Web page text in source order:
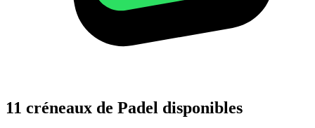
11 créneaux de Padel disponibles